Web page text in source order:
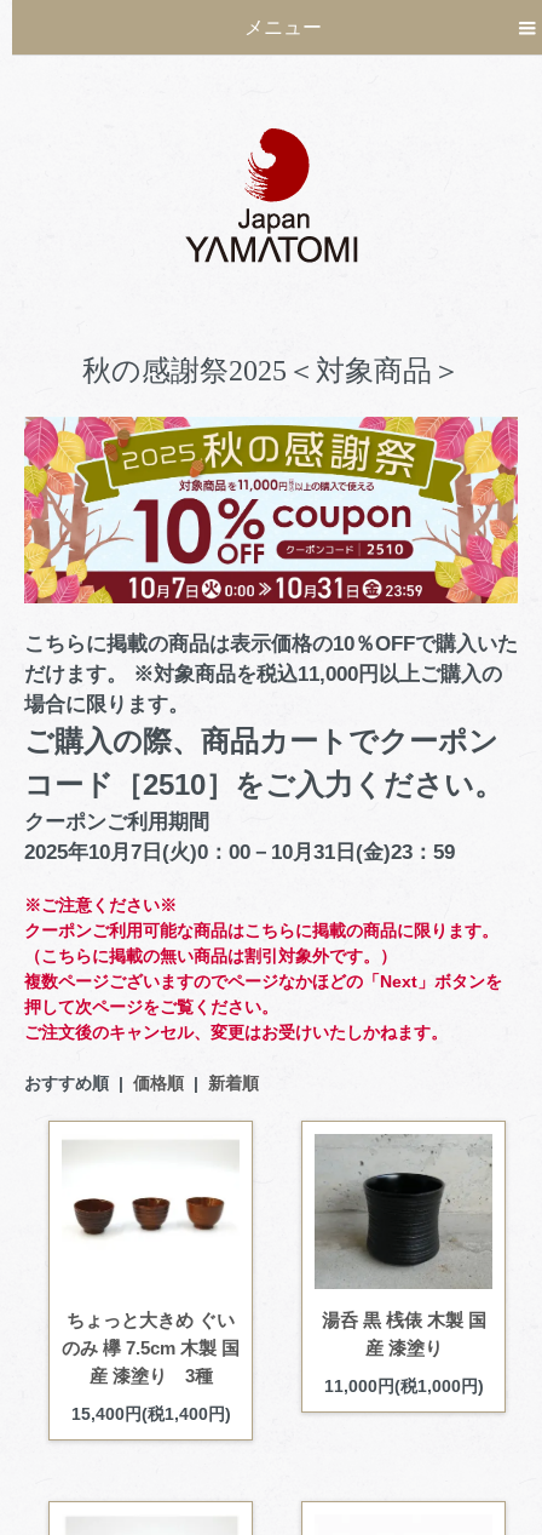
メニュー
秋の感謝祭2025＜対象商品＞
こちらに掲載の商品は表示価格の10％OFFで購入いた
だけます。 ※対象商品を税込11,000円以上ご購入の
場合に限ります。
ご購入の際、商品カートでクーポン
コード［2510］をご入力ください。
クーポンご利用期間
2025年10月7日(火)0：00－10月31日(金)23：59
※ご注意ください※
クーポンご利用可能な商品はこちらに掲載の商品に限ります。
（こちらに掲載の無い商品は割引対象外です。）
複数ページございますのでページなかほどの「Next」ボタンを
押して次ページをご覧ください。
ご注文後のキャンセル、変更はお受けいたしかねます。
おすすめ順 | 価格順 | 新着順
ちょっと大きめ ぐい
のみ 欅 7.5cm 木製 国
産 漆塗り 3種
15,400円(税1,400円)
湯呑 黒 桟俵 木製 国
産 漆塗り
11,000円(税1,000円)